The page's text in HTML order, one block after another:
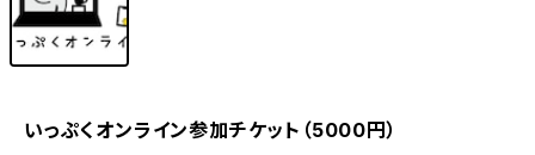
いっぷくオンライン参加チケット（5000円）